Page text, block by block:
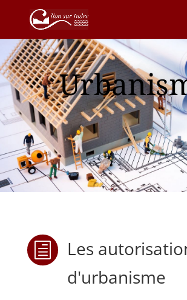
h
Les
d'urbanisme